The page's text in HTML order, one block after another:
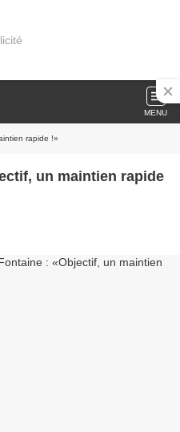
MENU
rapide !»
un maintien rapide